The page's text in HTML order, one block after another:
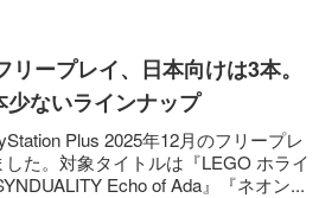
ープレイ、日本向けは3本。
ないラインナップ
Plus 2025年12月のフリープレ
た。対象タイトルは『LEGO ホライ
Echo of Ada』『ネオン...